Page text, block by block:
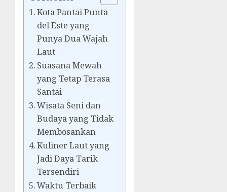
Kota Pantai Punta
del Este yang
Punya Dua Wajah
Laut
Suasana Mewah
yang Tetap Terasa
Santai
Wisata Seni dan
Budaya yang Tidak
Membosankan
Kuliner Laut yang
Jadi Daya Tarik
Tersendiri
Waktu Terbaik